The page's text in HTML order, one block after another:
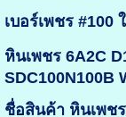
เบอร์เพชร #100
หินเพชร 6A2C
SDC100N100B
ชื่อสินค้า หินเพชร